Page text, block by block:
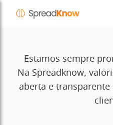
Estamos sempre
Na Spreadknow,
aberta e